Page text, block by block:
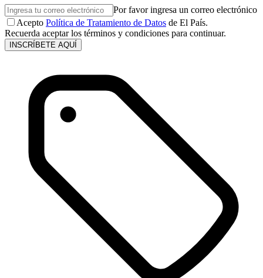
Por favor ingresa un correo electrónico
Acepto Política de Tratamiento de Datos de El País.
Recuerda aceptar los términos y condiciones para continuar.
INSCRÍBETE AQUÍ